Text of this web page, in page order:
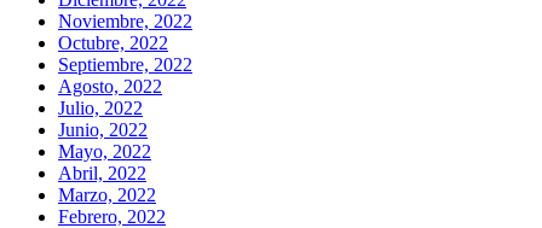
Noviembre, 2022
Octubre, 2022
Septiembre, 2022
Agosto, 2022
Julio, 2022
Junio, 2022
Mayo, 2022
Abril, 2022
Marzo, 2022
Febrero, 2022